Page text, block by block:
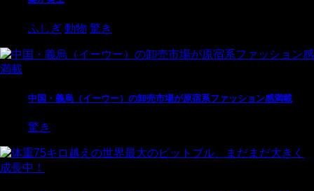
ふしぎ 動物 驚き
中国・義烏（イーウー）の卸売市場が原宿系ファッション感満載
驚き